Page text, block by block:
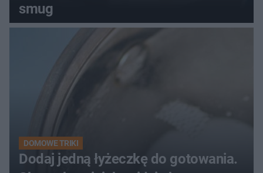
smug
DOMOWE TRIKI
Dodaj jedną łyżeczkę do gotowania.